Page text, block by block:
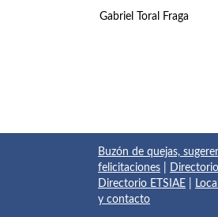
Gabriel Toral Fraga
Buzón de quejas,
felicitaciones
Directorio ETSIAE
y contacto